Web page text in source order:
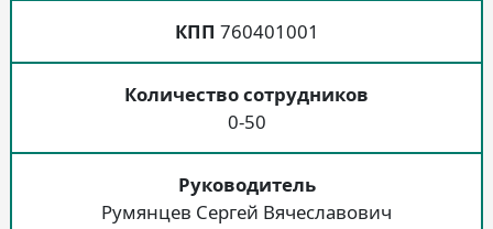
КПП 760401001
Количество сотрудников
0-50
Руководитель
Румянцев Сергей Вячеславович